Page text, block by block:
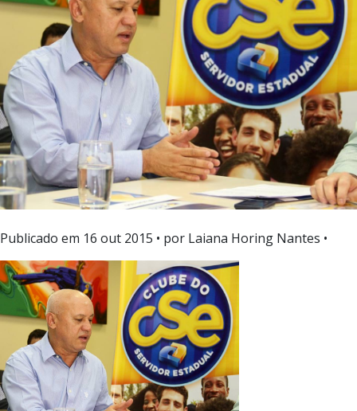
Publicado em 16 out 2015 • por Laiana Horing Nantes •